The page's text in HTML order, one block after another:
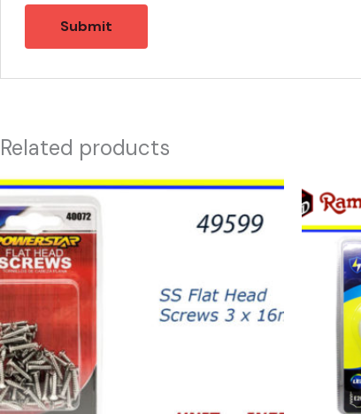
Related products
49599
-
HW-
40072
SS
Head
Screws
3
x
11087
-
CH87492